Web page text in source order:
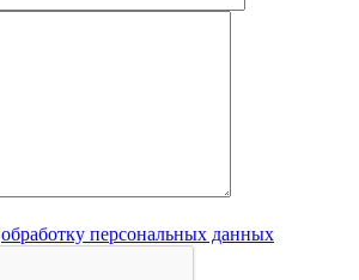
обработку персональных данных